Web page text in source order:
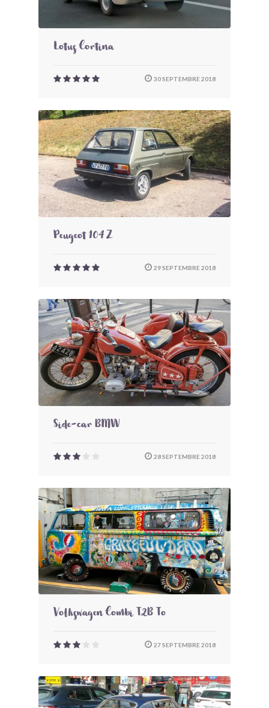
Lotus Cortina
30 SEPTEMBRE 2018
Peugeot 104 Z
29 SEPTEMBRE 2018
Side-car BMW
28 SEPTEMBRE 2018
Volkswagen Combi T2B To
27 SEPTEMBRE 2018